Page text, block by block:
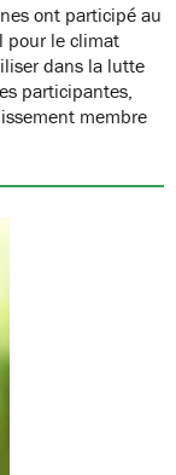
ont participé au
pour le climat
dans la lutte
participantes,
membre